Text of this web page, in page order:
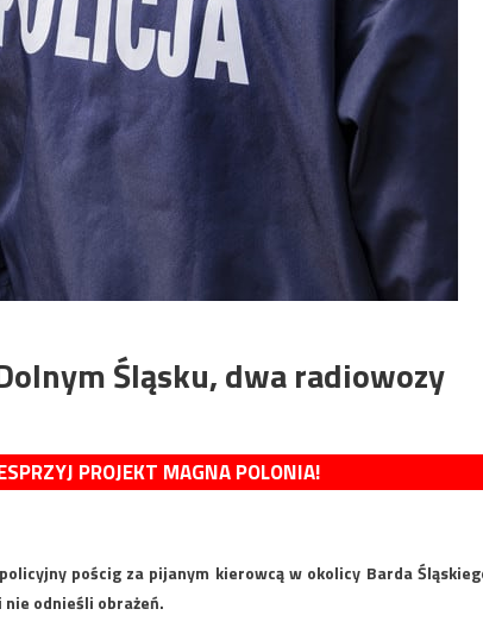
Śląsku, dwa radiowozy
PROJEKT MAGNA POLONIA!
pościg za pijanym kierowcą w okolicy Barda
nie odnieśli obrażeń.